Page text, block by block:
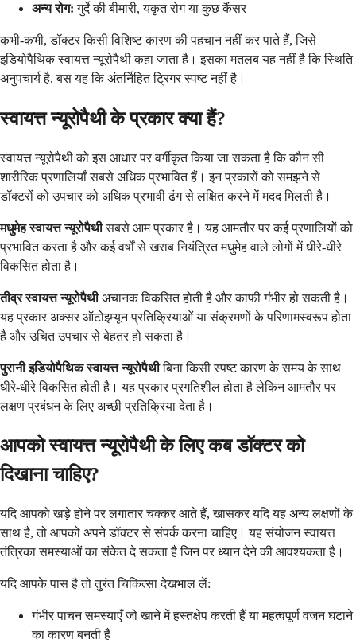
अन्य रोग: गुर्दे की बीमारी, यकृत रोग या कुछ कैंसर
कभी-कभी, डॉक्टर किसी विशिष्ट कारण की पहचान नहीं कर पाते हैं, जिसे
इडियोपैथिक स्वायत्त न्यूरोपैथी कहा जाता है। इसका मतलब यह नहीं है कि स्थिति
अनुपचार्य है, बस यह कि अंतर्निहित ट्रिगर स्पष्ट नहीं है।
स्वायत्त न्यूरोपैथी के प्रकार क्या हैं?
स्वायत्त न्यूरोपैथी को इस आधार पर वर्गीकृत किया जा सकता है कि कौन सी
शारीरिक प्रणालियाँ सबसे अधिक प्रभावित हैं। इन प्रकारों को समझने से
डॉक्टरों को उपचार को अधिक प्रभावी ढंग से लक्षित करने में मदद मिलती है।
मधुमेह स्वायत्त न्यूरोपैथीसबसे आम प्रकार है। यह आमतौर पर कई प्रणालियों को
प्रभावित करता है और कई वर्षों से खराब नियंत्रित मधुमेह वाले लोगों में धीरे-धीरे
विकसित होता है।
तीव्र स्वायत्त न्यूरोपैथीअचानक विकसित होती है और काफी गंभीर हो सकती है।
यह प्रकार अक्सर ऑटोइम्यून प्रतिक्रियाओं या संक्रमणों के परिणामस्वरूप होता
है और उचित उपचार से बेहतर हो सकता है।
पुरानी इडियोपैथिक स्वायत्त न्यूरोपैथीबिना किसी स्पष्ट कारण के समय के साथ
धीरे-धीरे विकसित होती है। यह प्रकार प्रगतिशील होता है लेकिन आमतौर पर
लक्षण प्रबंधन के लिए अच्छी प्रतिक्रिया देता है।
आपको स्वायत्त न्यूरोपैथी के लिए कब डॉक्टर को
दिखाना चाहिए?
यदि आपको खड़े होने पर लगातार चक्कर आते हैं, खासकर यदि यह अन्य लक्षणों के
साथ है, तो आपको अपने डॉक्टर से संपर्क करना चाहिए। यह संयोजन स्वायत्त
तंत्रिका समस्याओं का संकेत दे सकता है जिन पर ध्यान देने की आवश्यकता है।
यदि आपके पास है तो तुरंत चिकित्सा देखभाल लें:
गंभीर पाचन समस्याएँ जो खाने में हस्तक्षेप करती हैं या महत्वपूर्ण वजन घटाने
का कारण बनती हैं